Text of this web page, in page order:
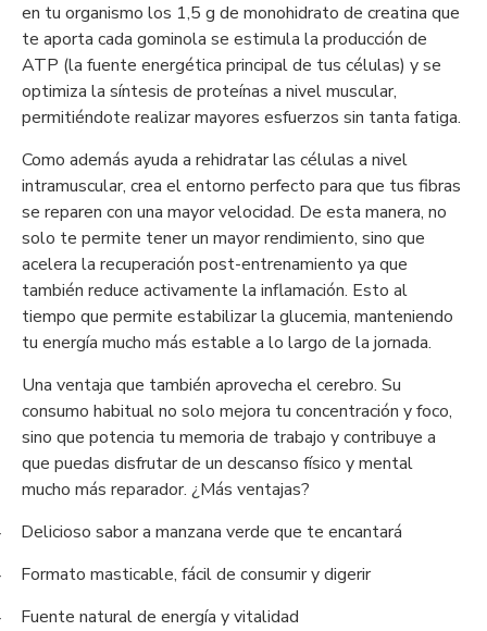
en tu organismo los 1,5 g de monohidrato de creatina que
te aporta cada gominola se estimula la producción de
ATP (la fuente energética principal de tus células) y se
optimiza la síntesis de proteínas a nivel muscular,
permitiéndote realizar mayores esfuerzos sin tanta fatiga.
Como además ayuda a rehidratar las células a nivel
intramuscular, crea el entorno perfecto para que tus fibras
se reparen con una mayor velocidad. De esta manera, no
solo te permite tener un mayor rendimiento, sino que
acelera la recuperación post-entrenamiento ya que
también reduce activamente la inflamación. Esto al
tiempo que permite estabilizar la glucemia, manteniendo
tu energía mucho más estable a lo largo de la jornada.
Una ventaja que también aprovecha el cerebro. Su
consumo habitual no solo mejora tu concentración y foco,
sino que potencia tu memoria de trabajo y contribuye a
que puedas disfrutar de un descanso físico y mental
mucho más reparador. ¿Más ventajas?
Delicioso sabor a manzana verde que te encantará
Formato masticable, fácil de consumir y digerir
Fuente natural de energía y vitalidad